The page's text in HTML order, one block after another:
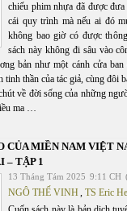
chiếu phim nhựa đã được
cái quy trình mà nếu ai đó
không bao giờ có được
sách này không đi sâu vào
bản như một cánh cửa ban
tinh thần của tác giả, cùng đôi
về đời sống của những
ma …
CỦA MIỀN NAM VIỆT
– TẬP 1
13 Tháng Tám 2025 9:11 CH
NGÔ THẾ VINH, TS Eric